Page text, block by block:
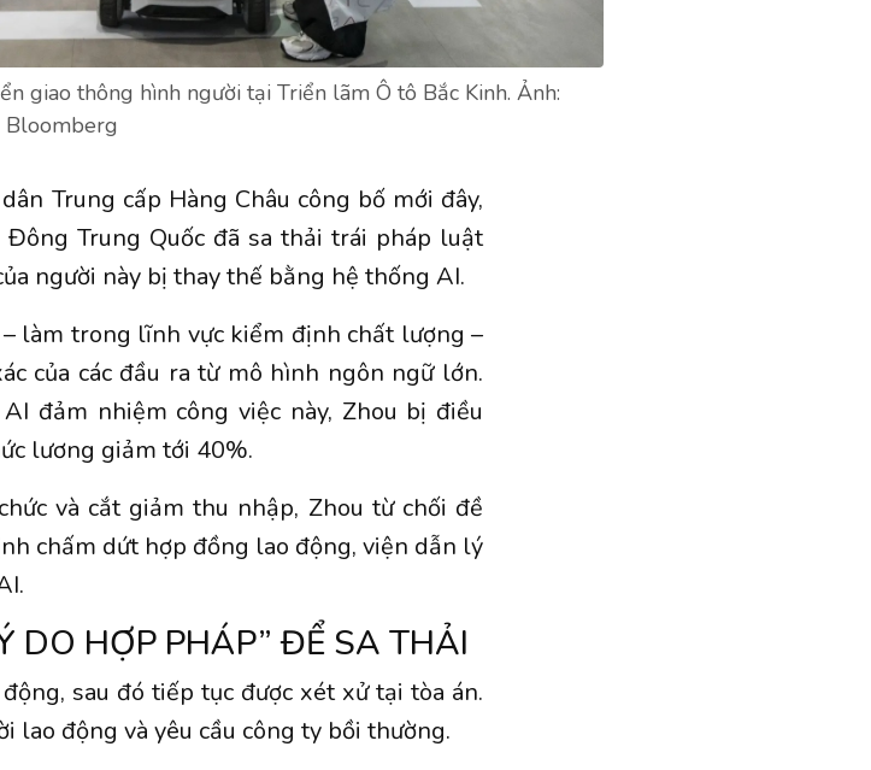
giao thông hình người tại Triển lãm Ô tô Bắc Kinh. Ảnh:
Bloomberg
Trung cấp Hàng Châu công bố mới đây,
Trung Quốc đã sa thải trái pháp luật
người này bị thay thế bằng hệ thống AI.
làm trong lĩnh vực kiểm định chất lượng –
của các đầu ra từ mô hình ngôn ngữ lớn.
đảm nhiệm công việc này, Zhou bị điều
lương giảm tới 40%.
và cắt giảm thu nhập, Zhou từ chối đề
chấm dứt hợp đồng lao động, viện dẫn lý
DO HỢP PHÁP” ĐỂ SA THẢI
sau đó tiếp tục được xét xử tại tòa án.
lao động và yêu cầu công ty bồi thường.